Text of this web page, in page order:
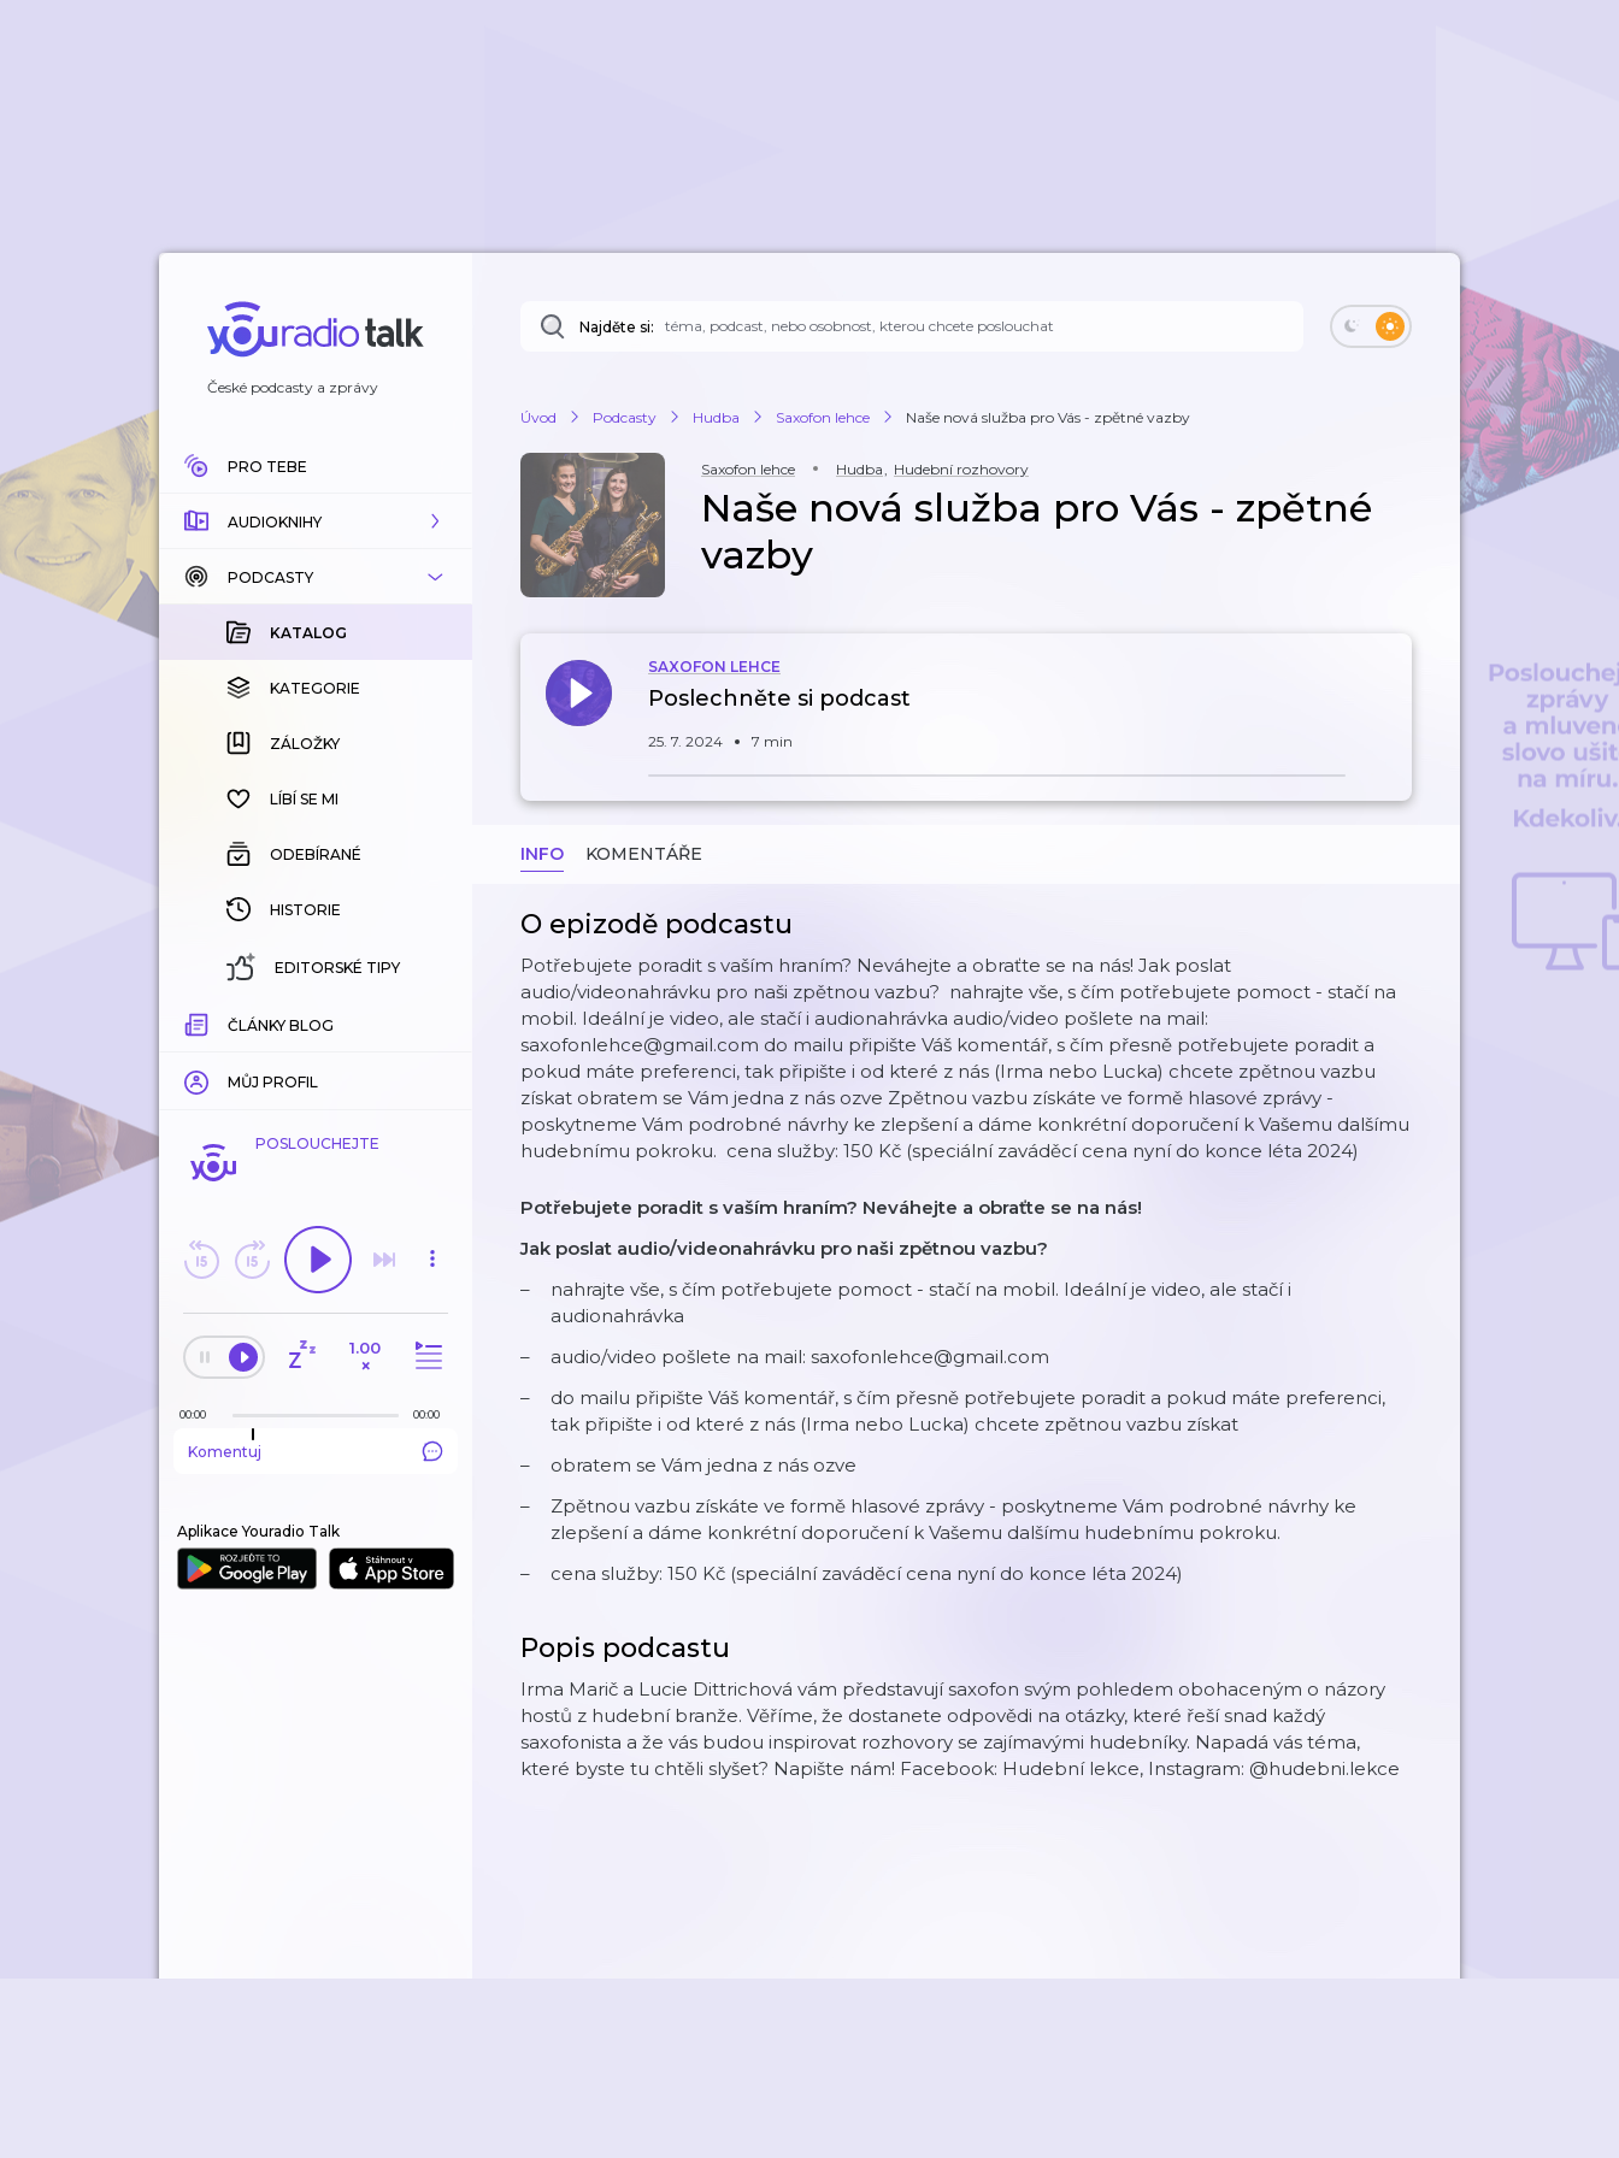
České podcasty a zprávy
PRO TEBE
AUDIOKNIHY
KATALOG
KOUPENÉ
KATEGORIE
ZÁLOŽKY
HISTORIE
PODCASTY
KATALOG
KATEGORIE
ZÁLOŽKY
LÍBÍ SE MI
ODEBÍRANÉ
HISTORIE
EDITORSKÉ TIPY
ČLÁNKY BLOG
MŮJ PROFIL
POSLOUCHEJTE
1.00
×
00:00 00:00
Komentuj
Aplikace Youradio Talk
Najděte si:
Úvod Podcasty Hudba Saxofon lehce Naše nová služba pro Vás - zpětné vazby
Saxofon lehce Hudba, Hudební rozhovory
Naše nová služba pro Vás - zpětné
vazby
SAXOFON LEHCE
Poslechněte si podcast
25. 7. 2024 7 min
INFO KOMENTÁŘE
O epizodě podcastu
Potřebujete poradit s vaším hraním? Neváhejte a obraťte se na nás! Jak poslat
audio/videonahrávku pro naši zpětnou vazbu? nahrajte vše, s čím potřebujete pomoct - stačí na
mobil. Ideální je video, ale stačí i audionahrávka audio/video pošlete na mail:
saxofonlehce@gmail.com do mailu připište Váš komentář, s čím přesně potřebujete poradit a
pokud máte preferenci, tak připište i od které z nás (Irma nebo Lucka) chcete zpětnou vazbu
získat obratem se Vám jedna z nás ozve Zpětnou vazbu získáte ve formě hlasové zprávy -
poskytneme Vám podrobné návrhy ke zlepšení a dáme konkrétní doporučení k Vašemu dalšímu
hudebnímu pokroku. cena služby: 150 Kč (speciální zaváděcí cena nyní do konce léta 2024)
Potřebujete poradit s vaším hraním? Neváhejte a obraťte se na nás!
Jak poslat audio/videonahrávku pro naši zpětnou vazbu?
nahrajte vše, s čím potřebujete pomoct - stačí na mobil. Ideální je video, ale stačí i
audionahrávka
audio/video pošlete na mail: saxofonlehce@gmail.com
do mailu připište Váš komentář, s čím přesně potřebujete poradit a pokud máte preferenci,
tak připište i od které z nás (Irma nebo Lucka) chcete zpětnou vazbu získat
obratem se Vám jedna z nás ozve
Zpětnou vazbu získáte ve formě hlasové zprávy - poskytneme Vám podrobné návrhy ke
zlepšení a dáme konkrétní doporučení k Vašemu dalšímu hudebnímu pokroku.
cena služby: 150 Kč (speciální zaváděcí cena nyní do konce léta 2024)
Popis podcastu
Irma Marič a Lucie Dittrichová vám představují saxofon svým pohledem obohaceným o názory
hostů z hudební branže. Věříme, že dostanete odpovědi na otázky, které řeší snad každý
saxofonista a že vás budou inspirovat rozhovory se zajímavými hudebníky. Napadá vás téma,
které byste tu chtěli slyšet? Napište nám! Facebook: Hudební lekce, Instagram: @hudebni.lekce